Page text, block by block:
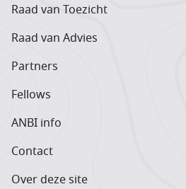
Raad van Toezicht
Raad van Advies
Partners
Fellows
ANBI info
Contact
Over deze site